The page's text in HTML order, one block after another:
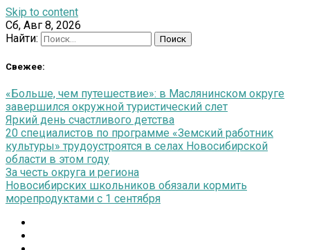
Skip to content
Сб, Авг 8, 2026
Найти:
Свежее:
«Больше, чем путешествие»: в Маслянинском округе
завершился окружной туристический слет
Яркий день счастливого детства
20 специалистов по программе «Земский работник
культуры» трудоустроятся в селах Новосибирской
области в этом году
За честь округа и региона
Новосибирских школьников обязали кормить
морепродуктами с 1 сентября